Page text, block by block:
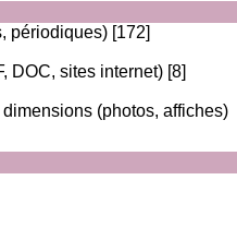
périodiques) [172]
DOC, sites internet) [8]
(photos, affiches)